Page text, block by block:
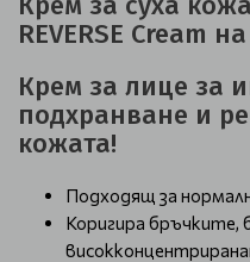
REVERSE Cream
Крем за лице за
подхранване и
кожата!
Подходящ за
Коригира бръчките,